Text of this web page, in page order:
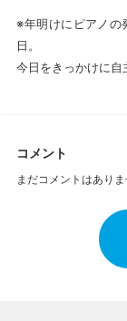
※年明けにピアノの
日。
今日をきっかけに
コメント
まだコメントはありま